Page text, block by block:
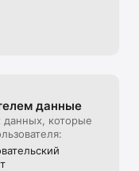
данные
которые